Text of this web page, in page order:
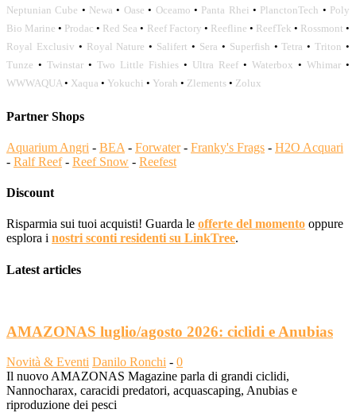
Neptunian Cube • Newa • Oase • Oceamo • Panta Rhei • PlanctonTech • Poly
Bio Marine • Prodac • Red Sea • Reef Factory • Reefline • ReefTek • Rossmont •
Royal Exclusiv • Royal Nature • Salifert • Sera • Superfish •Tetra •Triton •
Tunze • Twinstar • Two Little Fishies • Ultra Reef • Waterbox • Whimar •
WWWAQUA• Xaqua • Yokuchi • Yorah • Zlements • Zolux
Partner Shops
Aquarium Angri - BEA - Forwater- Franky's Frags - H2O Acquari
- Ralf Reef- Reef Snow - Reefest
Discount
Risparmia sui tuoi acquisti! Guarda le offerte del momento oppure
esplora i nostri sconti residenti su LinkTree.
Latest articles
AMAZONAS luglio/agosto 2026: ciclidi e Anubias
Novità & Eventi Danilo Ronchi - 0
Il nuovo AMAZONAS Magazine parla di grandi ciclidi,
Nannocharax, caracidi predatori, acquascaping, Anubias e
riproduzione dei pesci